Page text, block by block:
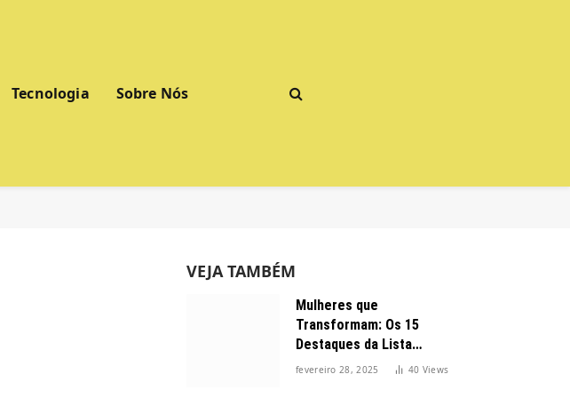
Tecnologia Sobre Nós
VEJA TAMBÉM
Mulheres que
Transformam: Os 15
Destaques da Lista
Forbes 2025 no Brasil
fevereiro 28, 2025 40 Views